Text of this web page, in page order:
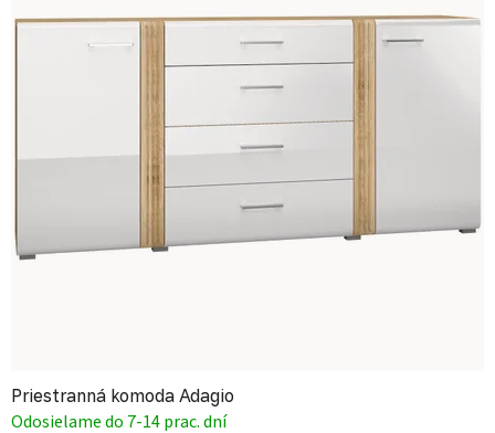
Priestranná komoda Adagio
Odosielame do 7-14 prac. dní